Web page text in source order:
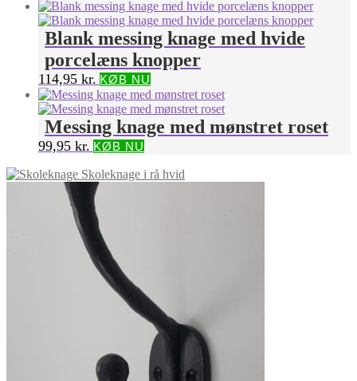
Blank messing knage med hvide
porcelæns knopper
114,95 kr. KØB NU
Messing knage med mønstret roset
99,95 kr. KØB NU
Skoleknage i rå hvid